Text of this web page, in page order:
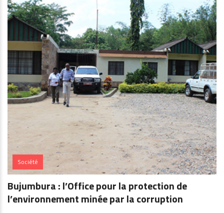
Société
Bujumbura : l’Office pour la protection de
l’environnement minée par la corruption